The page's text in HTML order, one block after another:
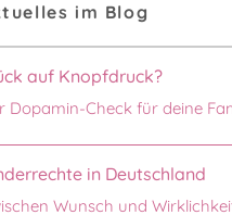
im Blog
auf Knopfdruck?
Dopamin-Check für deine
in Deutschland
Wunsch und